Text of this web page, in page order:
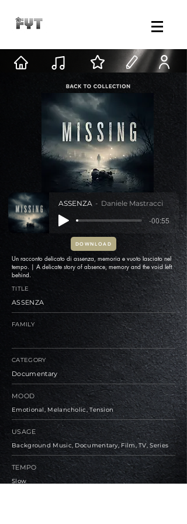
ASSENZA Daniele Mastracci
-00:55
DOWNLOAD
Un racconto delicato di assenza, memoria e vuoto lasciato nel
tempo. | A delicate story of absence, memory and the void left
behind.
TITLE
ASSENZA
FAMILY
CATEGORY
Documentary
MOOD
Emotional, Melancholic, Tension
USAGE
Background Music, Documentary, Film, TV, Series
TEMPO
Slow